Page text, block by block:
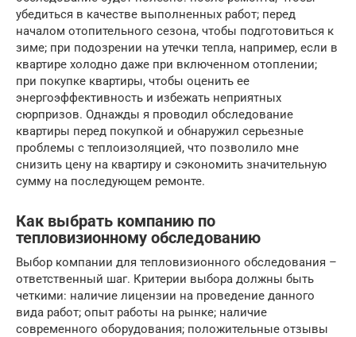
убедиться в качестве выполненных работ; перед
началом отопительного сезона, чтобы подготовиться к
зиме; при подозрении на утечки тепла, например, если в
квартире холодно даже при включенном отоплении;
при покупке квартиры, чтобы оценить ее
энергоэффективность и избежать неприятных
сюрпризов. Однажды я проводил обследование
квартиры перед покупкой и обнаружил серьезные
проблемы с теплоизоляцией, что позволило мне
снизить цену на квартиру и сэкономить значительную
сумму на последующем ремонте.
Как выбрать компанию по
тепловизионному обследованию
Выбор компании для тепловизионного обследования –
ответственный шаг. Критерии выбора должны быть
четкими: наличие лицензии на проведение данного
вида работ; опыт работы на рынке; наличие
современного оборудования; положительные отзывы